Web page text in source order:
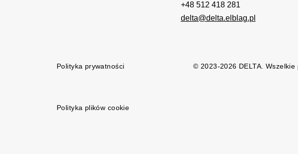
+48 512 418 281
delta@delta.elblag.pl
Polityka prywatności © 2023-2026 DELTA.
Polityka plików cookie